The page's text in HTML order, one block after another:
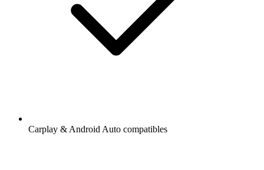
Carplay & Android Auto compatibles